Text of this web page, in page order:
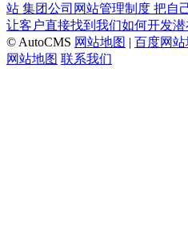
站 集团公司网站管理制度 把自
让客户直接找到我们如何开发潜
© AutoCMS 网站地图 | 百度网站
网站地图 联系我们